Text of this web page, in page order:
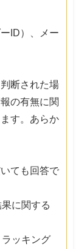
ID）、メー
断された場
の有無に関
す。あらか
ても回答で
に関する
ラッキング